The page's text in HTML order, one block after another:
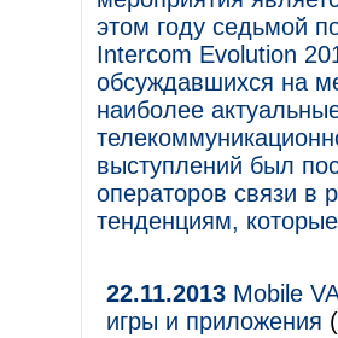
этом году седьмой
Intercom Evolution
обсуждавшихся на
наиболее
выступлений был
операторов связи в
тенденциям,
22.11.2013 Mobile
игры и приложения